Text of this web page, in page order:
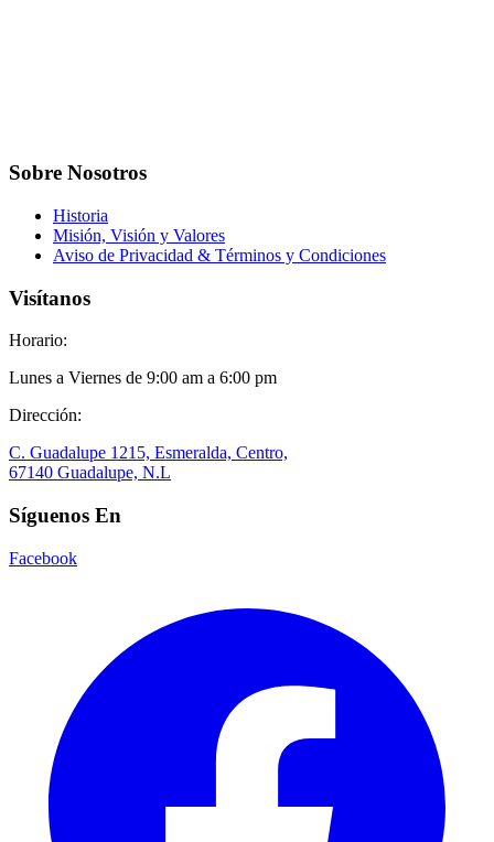
Sobre Nosotros
Historia
Misión, Visión y Valores
Aviso de Privacidad & Términos y Condiciones
Visítanos
Horario:
Lunes a Viernes de 9:00 am a 6:00 pm
Dirección:
C. Guadalupe 1215, Esmeralda, Centro,
67140 Guadalupe, N.L
Síguenos En
Facebook